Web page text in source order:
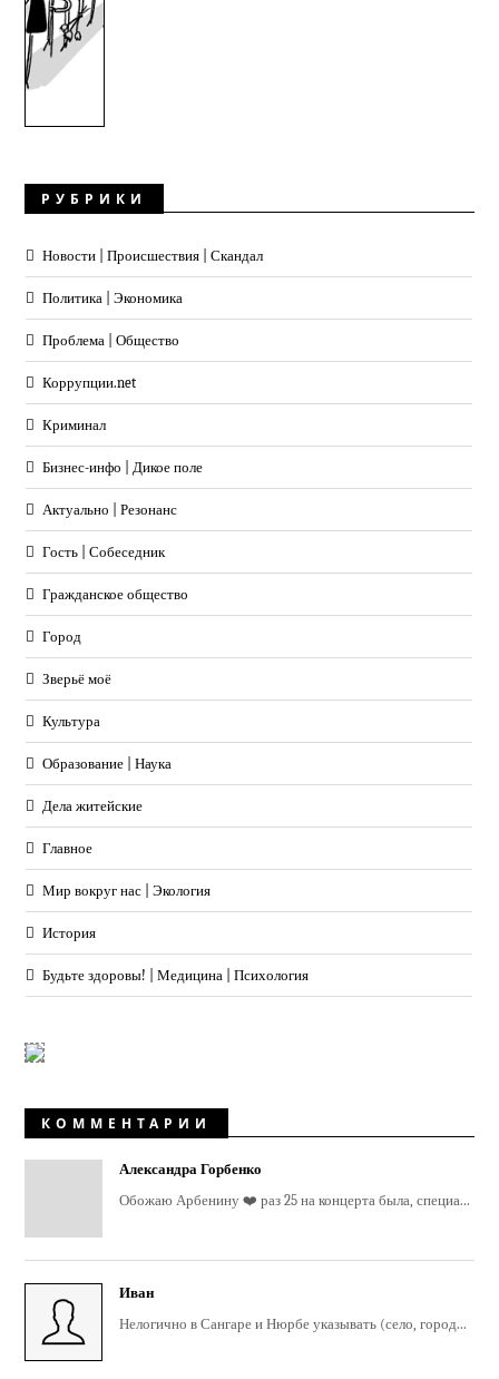
РУБРИКИ
Новости | Происшествия | Скандал
Политика | Экономика
Проблема | Общество
Коррупции.net
Криминал
Бизнес-инфо | Дикое поле
Актуально | Резонанс
Гость | Собеседник
Гражданское общество
Город
Зверьё моё
Культура
Образование | Наука
Дела житейские
Главное
Мир вокруг нас | Экология
История
Будьте здоровы! | Медицина | Психология
КОММЕНТАРИИ
Александра Горбенко
Обожаю Арбенину ❤️ раз 25 на концерта была, специа...
Иван
Нелогично в Сангаре и Нюрбе указывать (село, город...